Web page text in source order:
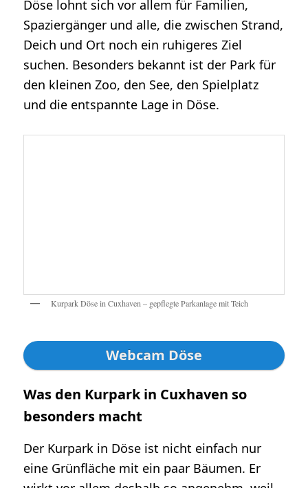
Döse lohnt sich vor allem für Familien,
Spaziergänger und alle, die zwischen Strand,
Deich und Ort noch ein ruhigeres Ziel
suchen. Besonders bekannt ist der Park für
den kleinen Zoo, den See, den Spielplatz
und die entspannte Lage in Döse.
Kurpark Döse in Cuxhaven – gepflegte Parkanlage mit Teich
Webcam Döse
Was den Kurpark in Cuxhaven so
besonders macht
Der Kurpark in Döse ist nicht einfach nur
eine Grünfläche mit ein paar Bäumen. Er